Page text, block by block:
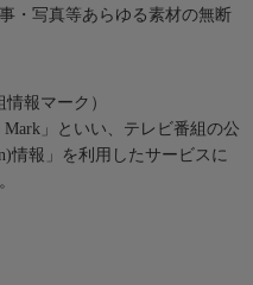
・写真等あらゆる素材の無断
報マーク）
」といい、テレビ番組の公
情報」を利用したサービスに